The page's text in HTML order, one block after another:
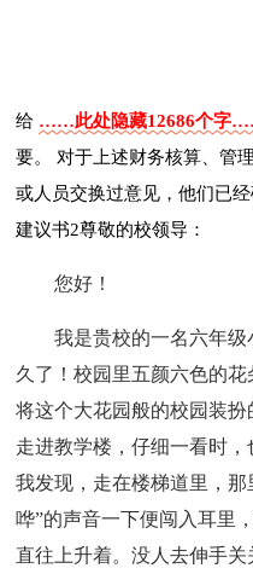
给 ……此处隐藏12686个字
要。 对于上述财务核算、管
或人员交换过意见，他们已
建议书2尊敬的校领导：
您好！
我是贵校的一名六年
久了！校园里五颜六色的
将这个大花园般的校园装
走进教学楼，仔细一看时，
我发现，走在楼梯道里，
哗”的声音一下便闯入耳里
直往上升着。没人去伸手关